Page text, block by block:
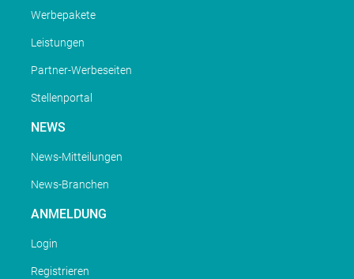
Werbepakete
Leistungen
Partner-Werbeseiten
Stellenportal
NEWS
News-Mitteilungen
News-Branchen
ANMELDUNG
Login
Registrieren